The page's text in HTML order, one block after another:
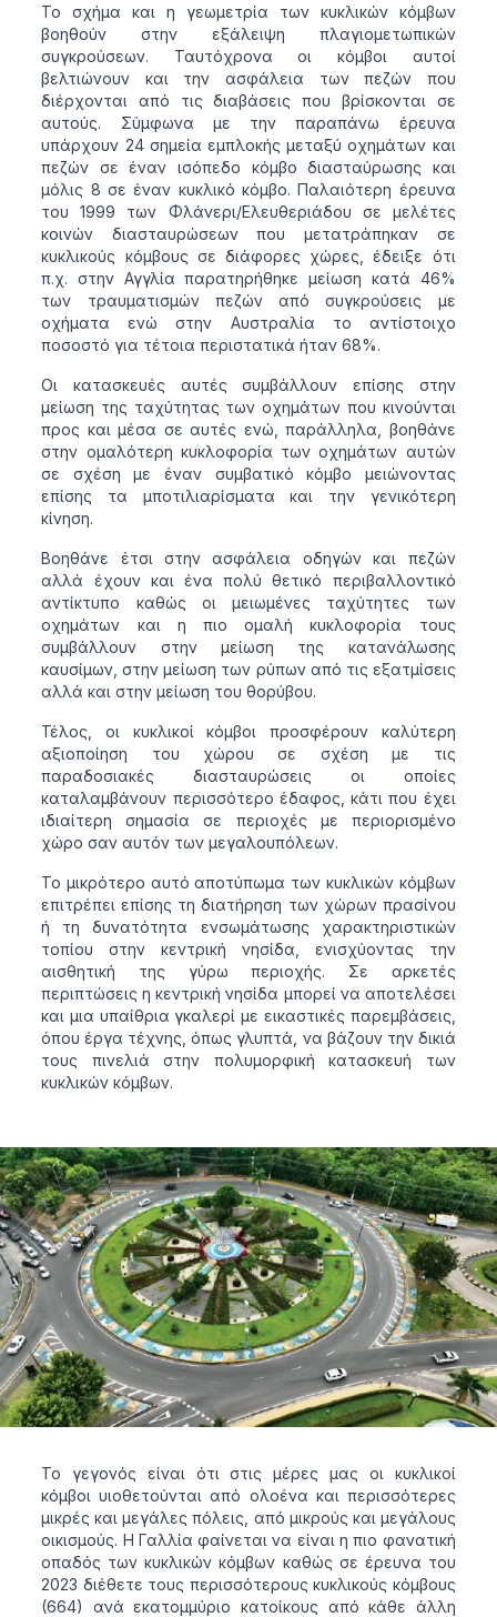
Το σχήμα και η γεωμετρία των κυκλικών κόμβων
βοηθούν στην εξάλειψη πλαγιομετωπικών
συγκρούσεων. Ταυτόχρονα οι κόμβοι αυτοί
βελτιώνουν και την ασφάλεια των πεζών που
διέρχονται από τις διαβάσεις που βρίσκονται σε
αυτούς. Σύμφωνα με την παραπάνω έρευνα
υπάρχουν 24 σημεία εμπλοκής μεταξύ οχημάτων και
πεζών σε έναν ισόπεδο κόμβο διασταύρωσης και
μόλις 8 σε έναν κυκλικό κόμβο. Παλαιότερη έρευνα
του 1999 των Φλάνερι/Ελευθεριάδου σε μελέτες
κοινών διασταυρώσεων που μετατράπηκαν σε
κυκλικούς κόμβους σε διάφορες χώρες, έδειξε ότι
π.χ. στην Αγγλία παρατηρήθηκε μείωση κατά 46%
των τραυματισμών πεζών από συγκρούσεις με
οχήματα ενώ στην Αυστραλία το αντίστοιχο
ποσοστό για τέτοια περιστατικά ήταν 68%.
Οι κατασκευές αυτές συμβάλλουν επίσης στην
μείωση της ταχύτητας των οχημάτων που κινούνται
προς και μέσα σε αυτές ενώ, παράλληλα, βοηθάνε
στην ομαλότερη κυκλοφορία των οχημάτων αυτών
σε σχέση με έναν συμβατικό κόμβο μειώνοντας
επίσης τα μποτιλιαρίσματα και την γενικότερη
κίνηση.
Βοηθάνε έτσι στην ασφάλεια οδηγών και πεζών
αλλά έχουν και ένα πολύ θετικό περιβαλλοντικό
αντίκτυπο καθώς οι μειωμένες ταχύτητες των
οχημάτων και η πιο ομαλή κυκλοφορία τους
συμβάλλουν στην μείωση της κατανάλωσης
καυσίμων, στην μείωση των ρύπων από τις εξατμίσεις
αλλά και στην μείωση του θορύβου.
Τέλος, οι κυκλικοί κόμβοι προσφέρουν καλύτερη
αξιοποίηση του χώρου σε σχέση με τις
παραδοσιακές διασταυρώσεις οι οποίες
καταλαμβάνουν περισσότερο έδαφος, κάτι που έχει
ιδιαίτερη σημασία σε περιοχές με περιορισμένο
χώρο σαν αυτόν των μεγαλουπόλεων.
Το μικρότερο αυτό αποτύπωμα των κυκλικών κόμβων
επιτρέπει επίσης τη διατήρηση των χώρων πρασίνου
ή τη δυνατότητα ενσωμάτωσης χαρακτηριστικών
τοπίου στην κεντρική νησίδα, ενισχύοντας την
αισθητική της γύρω περιοχής. Σε αρκετές
περιπτώσεις η κεντρική νησίδα μπορεί να αποτελέσει
και μια υπαίθρια γκαλερί με εικαστικές παρεμβάσεις,
όπου έργα τέχνης, όπως γλυπτά, να βάζουν την δικιά
τους πινελιά στην πολυμορφική κατασκευή των
κυκλικών κόμβων.
Το γεγονός είναι ότι στις μέρες μας οι κυκλικοί
κόμβοι υιοθετούνται από ολοένα και περισσότερες
μικρές και μεγάλες πόλεις, από μικρούς και μεγάλους
οικισμούς. Η Γαλλία φαίνεται να είναι η πιο φανατική
οπαδός των κυκλικών κόμβων καθώς σε έρευνα του
2023 διέθετε τους περισσότερους κυκλικούς κόμβους
(664) ανά εκατομμύριο κατοίκους από κάθε άλλη